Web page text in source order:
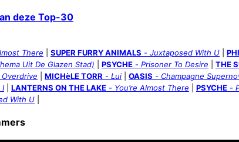
deze Top-30
There SUPER FURRY ANIMALS - Juxtaposed With U
Uit De Glazen Stad) PSYCHE - Prisoner To Desire THE
MICHèLE TORR - Lui OASIS - Champagne
I| LANTERNS ON THE LAKE - You’re Almost There PSYCHE -
With U